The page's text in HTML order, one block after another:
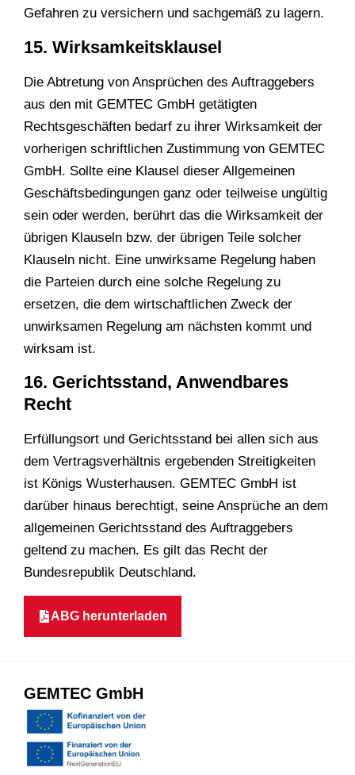
Gefahren zu versichern und sachgemäß zu lagern.
15. Wirksamkeitsklausel
Die Abtretung von Ansprüchen des Auftraggebers
aus den mit GEMTEC GmbH getätigten
Rechtsgeschäften bedarf zu ihrer Wirksamkeit der
vorherigen schriftlichen Zustimmung von GEMTEC
GmbH. Sollte eine Klausel dieser Allgemeinen
Geschäftsbedingungen ganz oder teilweise ungültig
sein oder werden, berührt das die Wirksamkeit der
übrigen Klauseln bzw. der übrigen Teile solcher
Klauseln nicht. Eine unwirksame Regelung haben
die Parteien durch eine solche Regelung zu
ersetzen, die dem wirtschaftlichen Zweck der
unwirksamen Regelung am nächsten kommt und
wirksam ist.
16. Gerichtsstand, Anwendbares
Recht
Erfüllungsort und Gerichtsstand bei allen sich aus
dem Vertragsverhältnis ergebenden Streitigkeiten
ist Königs Wusterhausen. GEMTEC GmbH ist
darüber hinaus berechtigt, seine Ansprüche an dem
allgemeinen Gerichtsstand des Auftraggebers
geltend zu machen. Es gilt das Recht der
Bundesrepublik Deutschland.
ABG herunterladen
GEMTEC GmbH